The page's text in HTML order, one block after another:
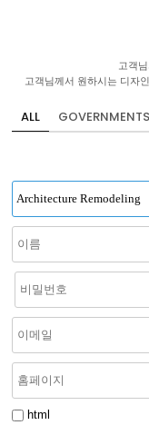
고객
고객님께서 원하시는 디자
ALL GOVERNMENTS
html